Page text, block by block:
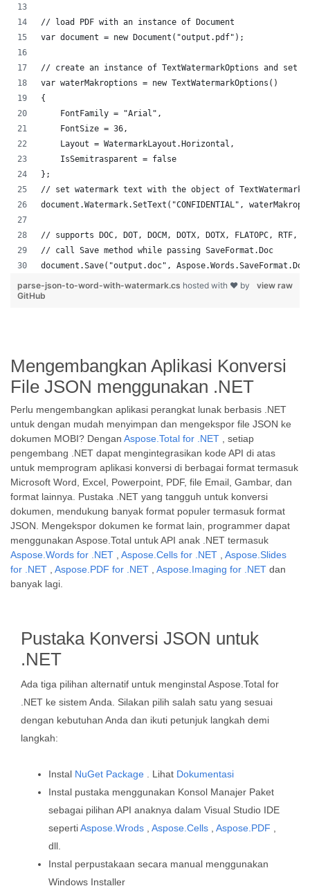
// load PDF with an instance of Document
var document = new Document("output.pdf");
// create an instance of TextWatermarkOptions and set
var waterMakroptions = new TextWatermarkOptions()
{
    FontFamily = "Arial",
    FontSize = 36,
    Layout = WatermarkLayout.Horizontal,
    IsSemitrasparent = false
};
// set watermark text with the object of
document.Watermark.SetText("CONFIDENTIAL",
// supports DOC, DOT, DOCM, DOTX, DOTX, FLATOPC,
// call Save method while passing SaveFormat.Doc
document.Save("output.doc",
view raw
parse-json-to-word-with-watermark.cs hosted with ❤ by
GitHub
Mengembangkan Aplikasi Konversi
File JSON menggunakan .NET
Perlu mengembangkan aplikasi perangkat lunak berbasis .NET
untuk dengan mudah menyimpan dan mengekspor file JSON ke
dokumen MOBI? Dengan Aspose.Total for .NET , setiap
pengembang .NET dapat mengintegrasikan kode API di atas
untuk memprogram aplikasi konversi di berbagai format termasuk
Microsoft Word, Excel, Powerpoint, PDF, file Email, Gambar, dan
format lainnya. Pustaka .NET yang tangguh untuk konversi
dokumen, mendukung banyak format populer termasuk format
JSON. Mengekspor dokumen ke format lain, programmer dapat
menggunakan Aspose.Total untuk API anak .NET termasuk
Aspose.Words for .NET
Aspose.Cells for .NET
Aspose.Slides
for .NET
Aspose.PDF for .NET Aspose.Imaging for .NET dan
banyak lagi.
Pustaka Konversi JSON untuk
.NET
Ada tiga pilihan alternatif untuk menginstal Aspose.Total for
.NET ke sistem Anda. Silakan pilih salah satu yang sesuai
dengan kebutuhan Anda dan ikuti petunjuk langkah demi
langkah:
Instal NuGet Package . Lihat Dokumentasi
Instal pustaka menggunakan Konsol Manajer Paket
sebagai pilihan API anaknya dalam Visual Studio IDE
sepertiAspose.Wrods Aspose.Cells Aspose.PDF
dll.
Instal perpustakaan secara manual menggunakan
Windows Installer